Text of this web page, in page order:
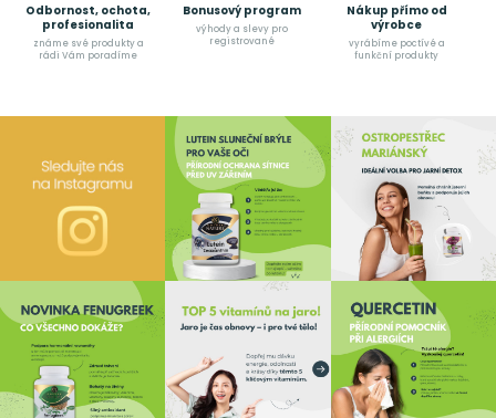
Odbornost, ochota,
profesionalita
známe své produkty a
rádi Vám poradíme
Bonusový program
výhody a slevy pro
registrované
Nákup přímo od
výrobce
vyrábíme poctívé a
funkční produkty